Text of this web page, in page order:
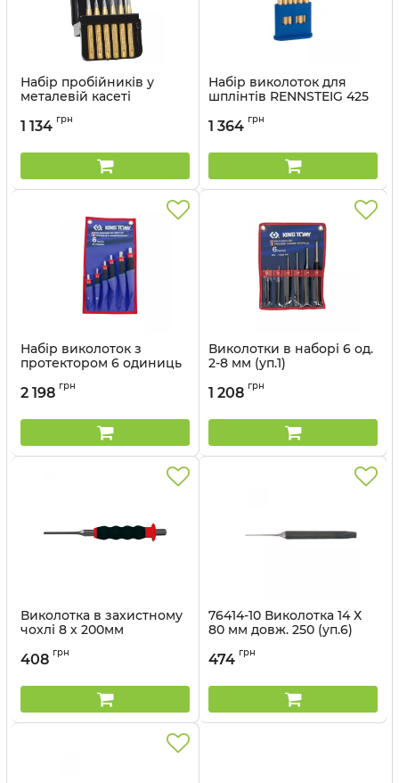
Набір пробійників у
металевій касеті
Артикул:
1 134 грн
Набір виколоток для
шплінтів RENNSTEIG 425
Артикул:
1 364 грн
Набір виколоток з
протектором 6 одиниць
2 198 грн
Виколотки в наборі 6 од.
2-8 мм (уп.1)
1 208 грн
Виколотка в захистному
чохлі 8 х 200мм
408 грн
76414-10 Виколотка 14 Х
80 мм довж. 250 (уп.6)
474 грн